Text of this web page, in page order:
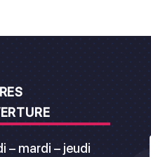
– mardi – jeudi